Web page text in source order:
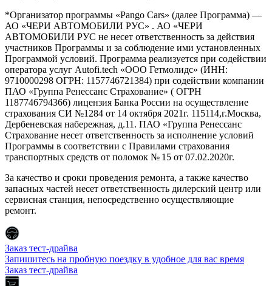
*Организатор программы «Pango Cars» (далее Программа) —
АО «ЧЕРИ АВТОМОБИЛИ РУС» . АО «ЧЕРИ
АВТОМОБИЛИ РУС не несет ответственность за действия
участников Программы и за соблюдение ими установленных
Программой условий. Программа реализуется при содействии
оператора услуг Autofi.tech «ООО Гетмолидс» (ИНН:
9710000298 ОГРН: 1157746721384) при содействии компании
ПАО «Группа Ренессанс Страхование» ( ОГРН
1187746794366) лицензия Банка России на осуществление
страхования СИ №1284 от 14 октября 2021г. 115114,г.Москва,
Дербеневская набережная, д.11. ПАО «Группа Ренессанс
Страхование несет ответственность за исполнение условий
Программы в соответствии с Правилами страхования
транспортных средств от поломок № 15 от 07.02.2020г.
За качество и сроки проведения ремонта, а также качество
запасных частей несет ответственность дилерский центр или
сервисная станция, непосредственно осуществляющие
ремонт.
Заказ тест-драйва
Запишитесь на пробную поездку в удобное для вас время
Заказ тест-драйва